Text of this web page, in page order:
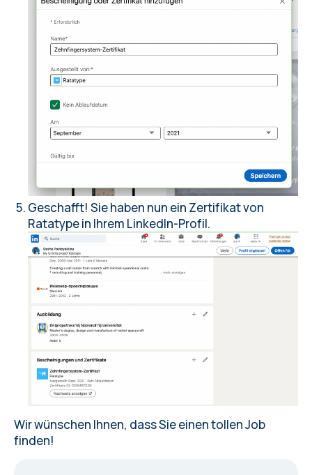
Geschafft! Sie haben nun ein Zertifikat von
Ratatype in Ihrem LinkedIn-Profil.
Wir wünschen Ihnen, dass Sie einen tollen Job
finden!